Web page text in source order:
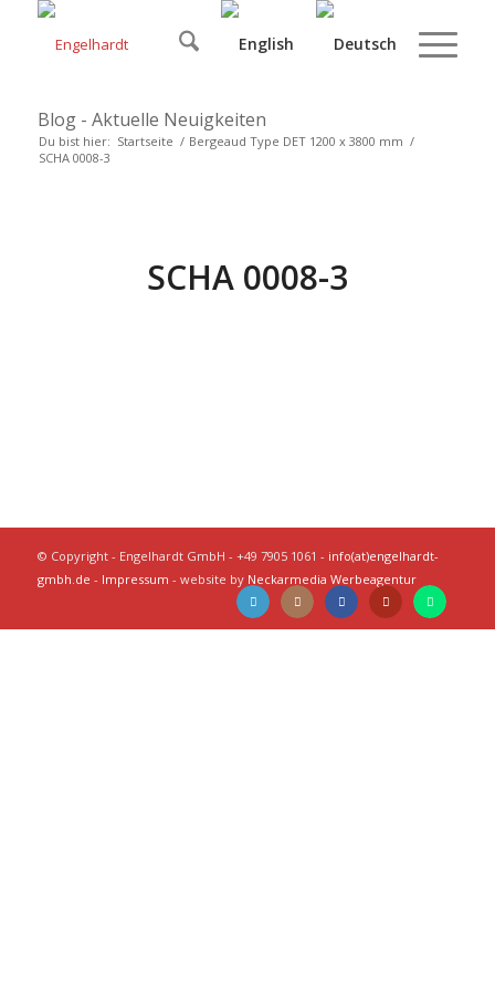
Blog - Aktuelle Neuigkeiten
Du bist hier: Startseite / Bergeaud Type DET 1200 x 3800 mm /
SCHA 0008-3
SCHA 0008-3
© Copyright - Engelhardt GmbH - +49 7905 1061 - info(at)engelhardt-
gmbh.de - Impressum - website by Neckarmedia Werbeagentur